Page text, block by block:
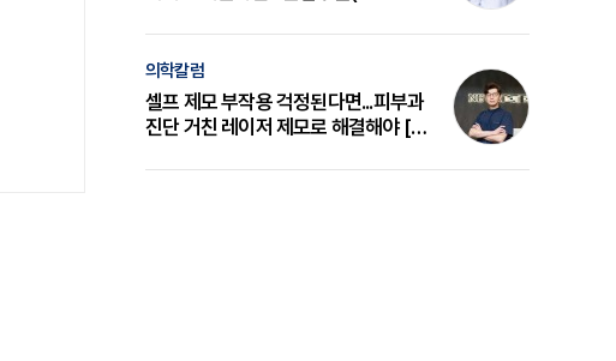
의학칼럼
셀프 제모 부작용 걱정된다면...피부과
진단 거친 레이저 제모로 해결해야 [변